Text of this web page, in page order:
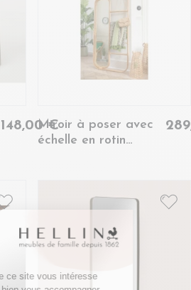
148,00 €Miroir à poser avec
échelle en rotin